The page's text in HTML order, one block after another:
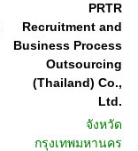
PRTR
Recruitment and
Business Process
Outsourcing
(Thailand) Co.,
Ltd.
จังหวัด
กรุงเทพมหานคร